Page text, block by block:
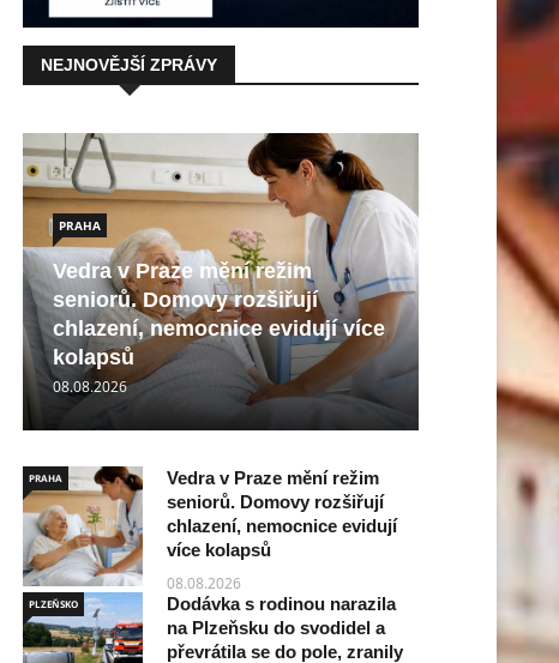
NEJNOVĚJŠÍ ZPRÁVY
PRAHA
Vedra v Praze mění režim
seniorů. Domovy rozšiřují
chlazení, nemocnice evidují více
kolapsů
08.08.2026
PRAHA
Vedra v Praze mění režim
seniorů. Domovy rozšiřují
chlazení, nemocnice evidují
více kolapsů
08.08.2026
PLZEŇSKO
Dodávka s rodinou narazila
na Plzeňsku do svodidel a
převrátila se do pole, zranily